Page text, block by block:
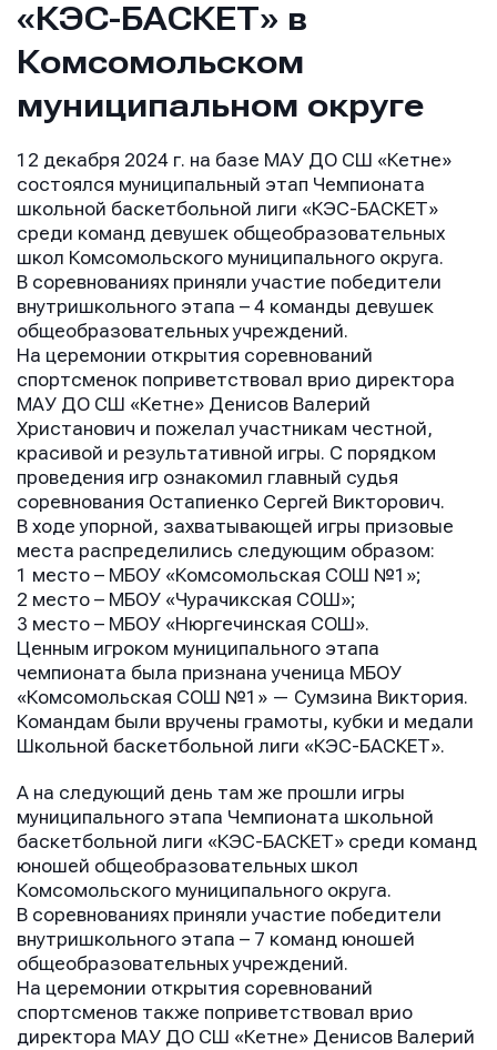
«КЭС-БАСКЕТ» в
Комсомольском
муниципальном округе
12 декабря 2024 г. на базе МАУ ДО СШ «Кетне»
состоялся муниципальный этап Чемпионата
школьной баскетбольной лиги «КЭС-БАСКЕТ»
среди команд девушек общеобразовательных
школ Комсомольского муниципального округа.
В соревнованиях приняли участие победители
внутришкольного этапа – 4 команды девушек
общеобразовательных учреждений.
На церемонии открытия соревнований
спортсменок поприветствовал врио директора
МАУ ДО СШ «Кетне» Денисов Валерий
Христанович и пожелал участникам честной,
красивой и результативной игры. С порядком
проведения игр ознакомил главный судья
соревнования Остапиенко Сергей Викторович.
В ходе упорной, захватывающей игры призовые
места распределились следующим образом:
1 место – МБОУ «Комсомольская СОШ №1»;
2 место – МБОУ «Чурачикская СОШ»;
3 место – МБОУ «Нюргечинская СОШ».
Ценным игроком муниципального этапа
чемпионата была признана ученица МБОУ
«Комсомольская СОШ №1» — Сумзина Виктория.
Командам были вручены грамоты, кубки и медали
Школьной баскетбольной лиги «КЭС-БАСКЕТ».
А на следующий день там же прошли игры
муниципального этапа Чемпионата школьной
баскетбольной лиги «КЭС-БАСКЕТ» среди команд
юношей общеобразовательных школ
Комсомольского муниципального округа.
В соревнованиях приняли участие победители
внутришкольного этапа – 7 команд юношей
общеобразовательных учреждений.
На церемонии открытия соревнований
спортсменов также поприветствовал врио
директора МАУ ДО СШ «Кетне» Денисов Валерий